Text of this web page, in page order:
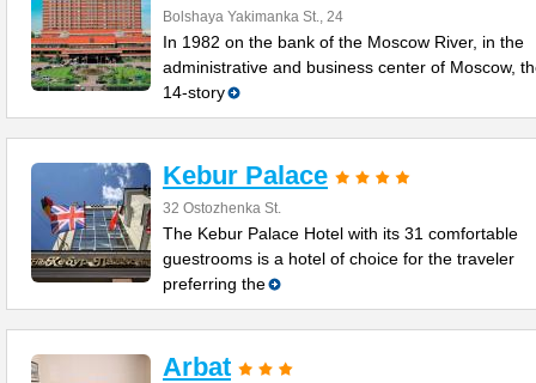
Bolshaya Yakimanka St., 24
In 1982 on the bank of the Moscow River, in the
administrative and business center of Moscow,
14-story
Kebur Palace
32 Ostozhenka St.
The Kebur Palace Hotel with its 31 comfortable
guestrooms is a hotel of choice for the traveler
preferring the
Arbat